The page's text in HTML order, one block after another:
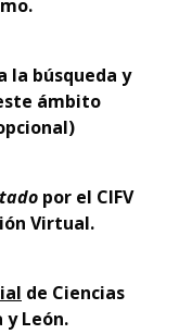
la búsqueda y
ámbito
por el CIFV
Virtual.
de Ciencias
León.